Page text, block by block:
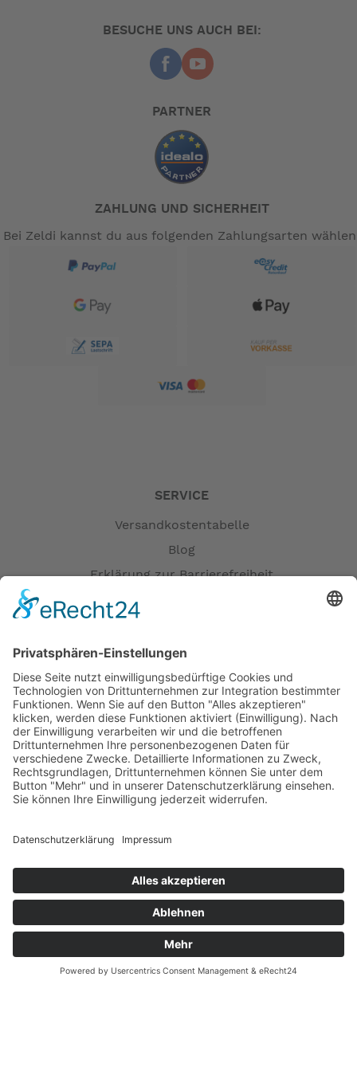
angenehmes Gefühl unter ihren Füßen ist natürlich eine
Der Isabella Carpet ist, mit gleicher Qualität, in drei
Flint oder Dawn hängt ganz von Ihrem persönlichen
Geschmack ab. Diese Farbtöne finden Sie auch in der
gesamten Isabella Vorzeltkollektion wieder. Wie Sie dort
kombinieren? Sie haben die Qual der Wahl…
nicht zum Leistungsumfang. --
BESUCHE UNS AUCH BEI:
PARTNER
ZAHLUNG UND SICHERHEIT
Bei Zeldi kannst du aus folgenden Zahlungsarten
SERVICE
Versandkostentabelle
Blog
Erklärung zur Barrierefreiheit
Versandpartner
Zahlung und Versand
Öffnungszeiten
Verfügbarkeit
Größenrechner (Umlaufmaß)
Datenschutz
Fernabsatz
Widerrufsrecht
Widerrufsrecht bei Reparaturen
Kontakt
Ergänzende Allgemeine Geschäftsbedingungen zum
easyCredit-Ratenkauf
Garantiefall